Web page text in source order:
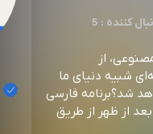
دنبال کننده
از
شبیه دنیای ما
شد؟برنامه فارسی
رادیو اس‌بی‌اس در روزهای شنبه و سه شنبه ساعت ۳ بعد از ظهر از طریق